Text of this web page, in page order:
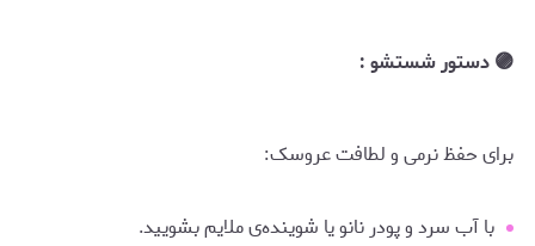
🟣 دستور شستشو :
برای حفظ نرمی و لطافت عروسک:
با آب سرد و پودر نانو یا شوینده‌ی ملایم بشویید.